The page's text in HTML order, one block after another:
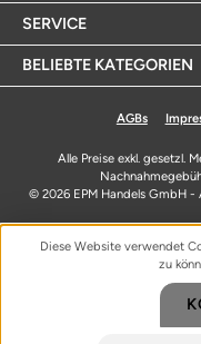
SERVICE
BELIEBTE KATEGORIEN
AGBs
Alle Preise exkl. gesetzl.
© 2026 EPM Handels GmbH -
Diese Website verwendet
zu